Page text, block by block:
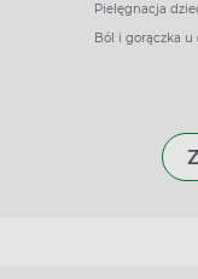
Pielęgnacja
Ból i gorączka u